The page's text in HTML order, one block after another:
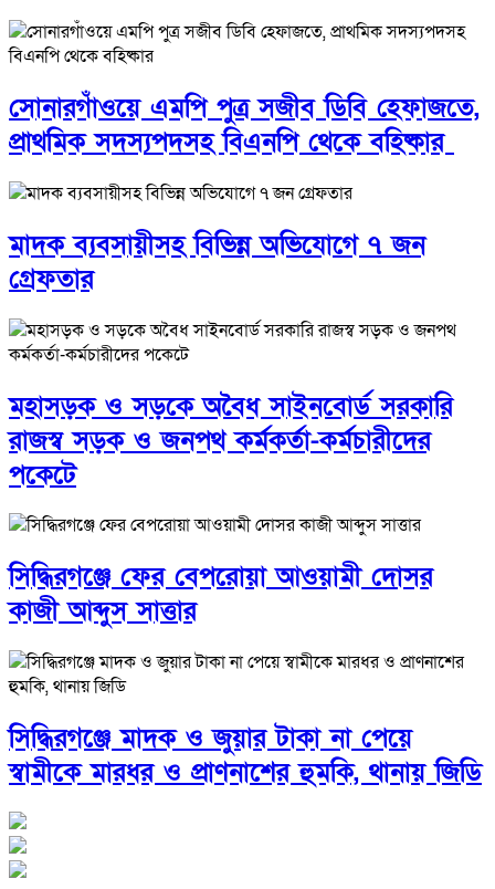
সোনারগাঁওয়ে এমপি পুত্র সজীব ডিবি হেফাজতে,
প্রাথমিক সদস্যপদসহ বিএনপি থেকে বহিষ্কার
মাদক ব্যবসায়ীসহ বিভিন্ন অভিযোগে ৭ জন
গ্রেফতার
মহাসড়ক ও সড়কে অবৈধ সাইনবোর্ড সরকারি
রাজস্ব সড়ক ও জনপথ কর্মকর্তা-কর্মচারীদের
পকেটে
সিদ্ধিরগঞ্জে ফের বেপরোয়া আওয়ামী দোসর
কাজী আব্দুস সাত্তার
সিদ্ধিরগঞ্জে মাদক ও জুয়ার টাকা না পেয়ে
স্বামীকে মারধর ও প্রাণনাশের হুমকি, থানায় জিডি